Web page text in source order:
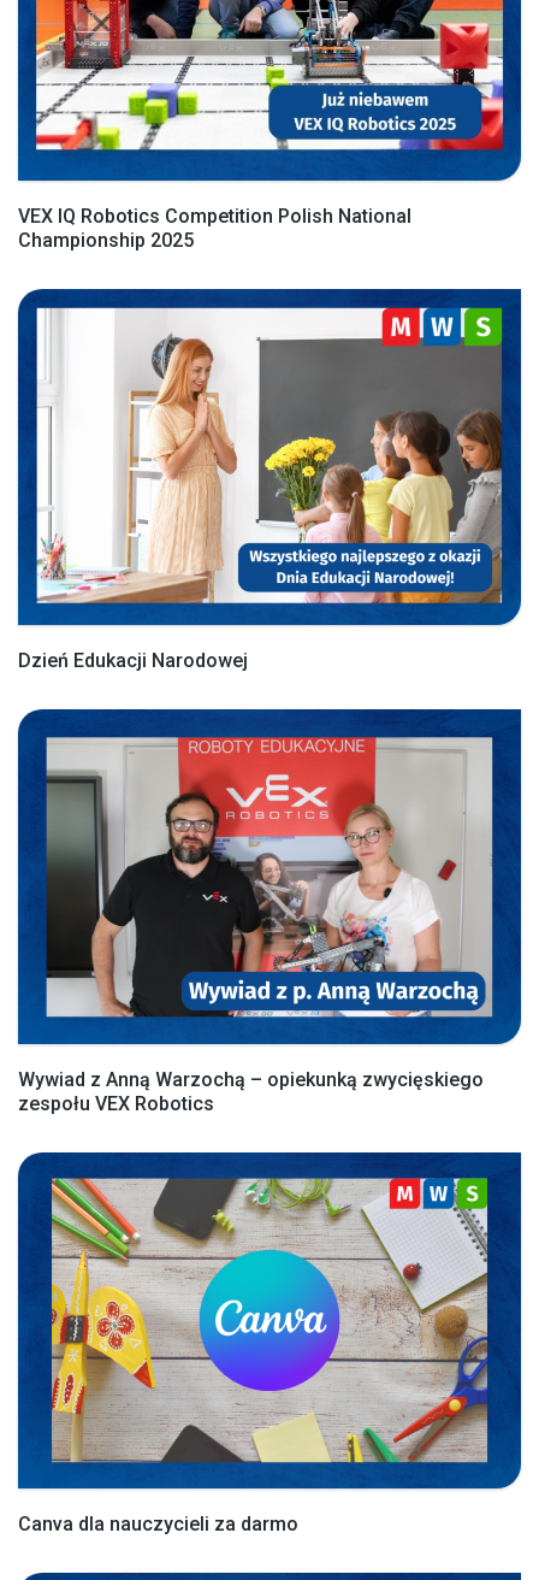
VEX IQ Robotics Competition Polish National
Championship 2025
Dzień Edukacji Narodowej
Wywiad z Anną Warzochą – opiekunką zwycięskiego
zespołu VEX Robotics
Canva dla nauczycieli za darmo